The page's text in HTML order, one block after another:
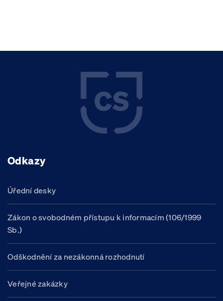
Odkazy
Úřední desky
Zákon o svobodném přístupu k informacím (106/1999
Sb.)
Odškodnění za nezákonná rozhodnutí
Veřejné zakázky